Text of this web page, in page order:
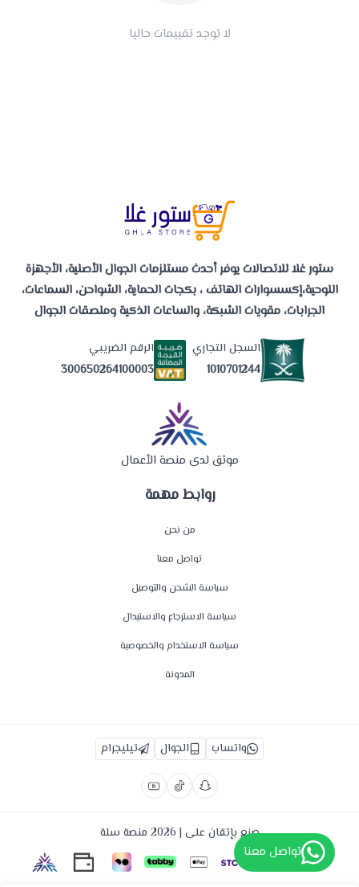
لا توجد تقييمات حاليا
روابط مهمة
من نحن
تواصل معنا
سياسة الشحن والتوصيل
سياسة الاسترجاع والاستبدال
سياسة الاستخدام والخصوصية
المدونة
ستور غلا للاتصالات يوفر أحدث مستلزمات الجوال الأصلية، الأجهزة
اللوحية،إكسسوارات الهاتف ، بكجات الحماية، الشواحن، السماعات،
الجرابات، مقويات الشبكة، والساعات الذكية وملصقات الجوال
السجل التجاري
1010701244
الرقم الضريبي
300650264100003
موثق لدى منصة الأعمال
واتساب الجوال تيليجرام
صنع بإتقان على | 2026 منصة سلة
تواصل معنا